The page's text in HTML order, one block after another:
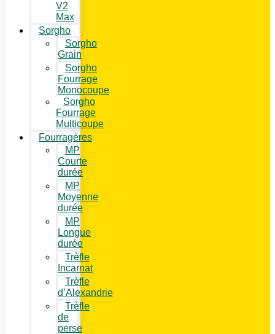
V2
Max
Sorgho
Sorgho
Grain
Sorgho
Fourrage
Monocoupe
Sorgho
Fourrage
Multicoupe
Fourragères
MP
Courte
durée
MP
Moyenne
durée
MP
Longue
durée
Trèfle
Incarnat
Trèfle
d’Alexandrie
Trèfle
de
perse